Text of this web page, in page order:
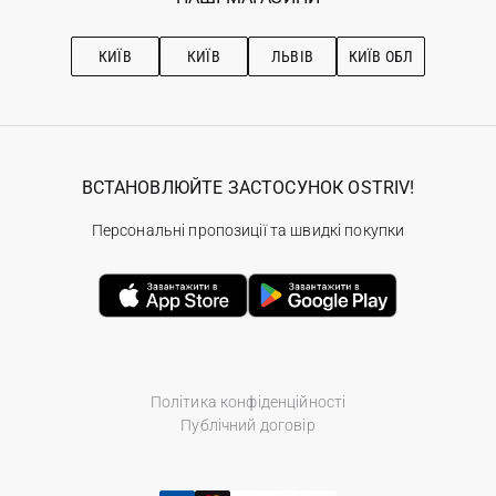
Рекомендації з догляду
КИЇВ КИЇВ ЛЬВІВ КИЇВ ОБЛ
Політика конфіденційності
Публічний договір
ВСТАНОВЛЮЙТЕ ЗАСТОСУНОК OSTRIV!
Персональні пропозиції та швидкі покупки